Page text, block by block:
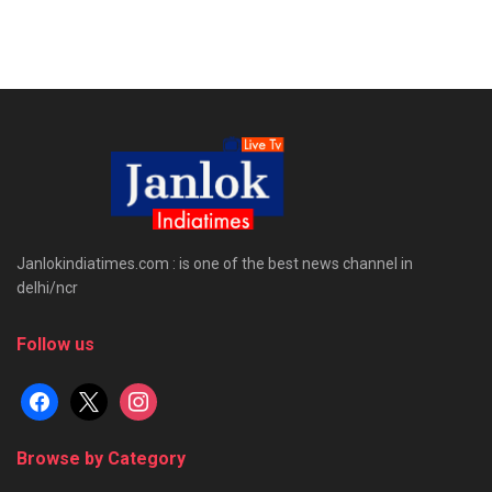
Janlokindiatimes.com : is one of the best news channel in
delhi/ncr
Follow us
facebook
x instagram
Browse by Category